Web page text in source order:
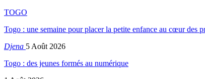
TOGO
Togo : une semaine pour placer la petite enfance au cœur des
Djena 5 Août 2026
Togo : des jeunes formés au numérique